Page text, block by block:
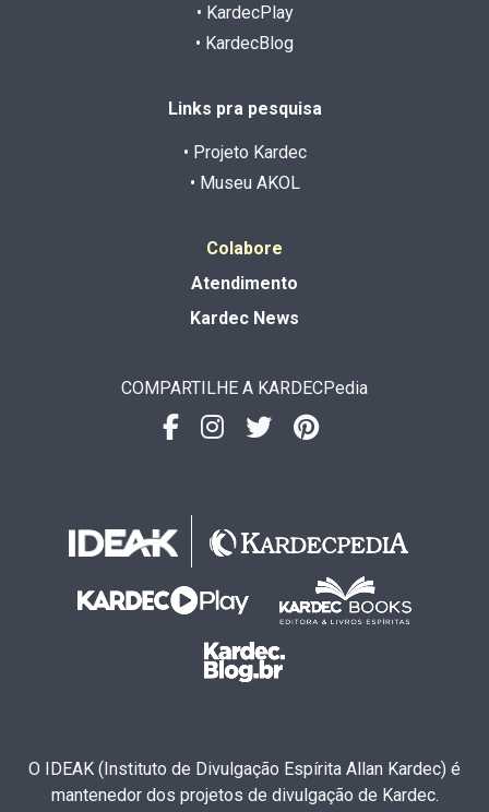
• KardecPlay
• KardecBlog
Links pra pesquisa
• Projeto Kardec
• Museu AKOL
Colabore
Atendimento
Kardec News
COMPARTILHE A KARDECPedia
O IDEAK (Instituto de Divulgação Espírita Allan Kardec) é
mantenedor dos projetos de divulgação de Kardec.